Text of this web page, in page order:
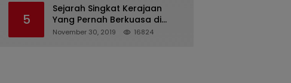
Tipu Nasabah Prioritasnya
Hingga Milyaran Rupiah dan
Bilyet Giro Tidak Terdaftar,
5
Sejarah Singkat Kerajaan
Yang Pernah Berkuasa di
Sinjai
November 30, 2019 16824